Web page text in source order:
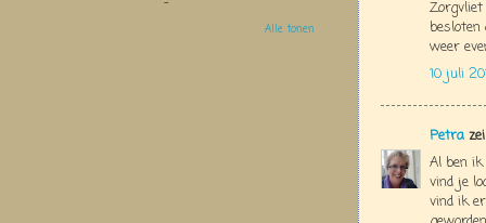
weer
10 juli
Petra zei
Al ben
vind je
vind ik
-
Alle tonen